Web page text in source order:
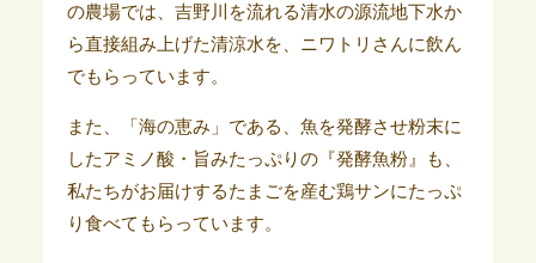
の農場では、吉野川を流れる清水の源流地下水か
ら直接組み上げた清涼水を、ニワトリさんに飲ん
でもらっています。
また、「海の恵み」である、魚を発酵させ粉末に
したアミノ酸・旨みたっぷりの『発酵魚粉』も、
私たちがお届けするたまごを産む鶏サンにたっぷ
り食べてもらっています。